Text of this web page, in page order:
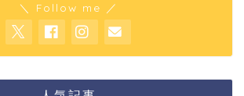
＼ Follow me ／